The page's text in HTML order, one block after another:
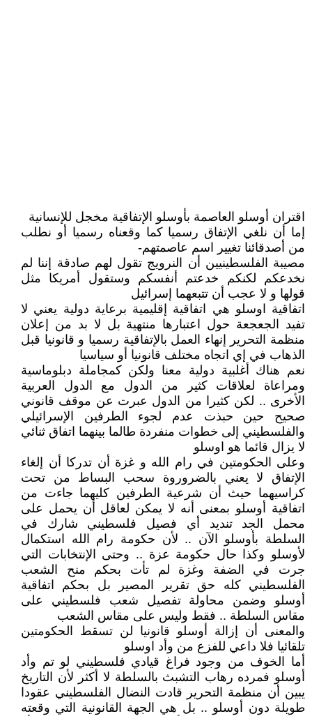
اقتران أوسلو العاصمة بأوسلو الإتفاقية مخجل للإنسانية
إما أن نلغي الإتفاق رسميا كما وقعناه رسميا أو نطلب
من أصدقائنا تغيير اسم عاصمتهم-
مصيبة الفلسطينيين أن النرويج تقول لهم صادقة إننا لم
نخدعكم لكنكم خدعتم أنفسكم وستقول أمريكا مثل
قولها و لا عجب أن تتبعهما إسرائيل
اتفاقية اوسلو هي اتفاقية إقليمية برعاية دولية يعني لا
تفيد الجعجعة حول اعتبارها منتهية بل لا بد من إعلان
منظمة التحرير إنهاء العمل بالإتفاقية رسميا و قانونيا قبل
الذهاب في إي اتجاه مختلف قانونيا أو سياسيا
نعم هناك أغلبية دولية معنا ولكن كمجاملة دبلوماسية
ومراعاة لعلاقات كثير من الدول مع الدول العربية
الأخرى .. لكن كثيرا من الدول عبرت عن موقف قانوني
صحيح حين حبذت عدم لجوء الطرفين الإسرائيلي
والفلسطيني إلى خطوات منفردة طالما بينهما اتفاق ثنائي
لا يزال قائما هو اوسلو
وعلى الحكومتين في رام الله و غزة أن تدركا أن إلغاء
الإتفاق لا يعني بالضروروة سحب البساط من تحت
كراسيهما حيث أن شرعية الطرفين كليهما جاءت من
اتفاقية أوسلو بمعنى أنه لا يمكن لعاقل أن يحمل على
محمل الجد تنديد أي فصيل فلسطيني شارك في
السلطة بأوسلو الآن .. لأن حكومة رام الله استكمال
لأوسلو وكذا حال حكومة عزة .. وحتى الإنتخابات التي
جرت في الضفة وغزة لم تأت بحكم منح الشعب
الفلسطيني كله حق تقرير المصير بل بحكم اتفاقية
أوسلو وضمن محاولة تفصيل شعب فلسطيني على
مقاس السلطة .. فقط وليس على مقاس الشعب
والمعنى أن إزالة أوسلو قانونيا لن تسقط الحكومتين
تلقائيا فلا داعي للفزع من وأد اوسلو
أما الخوف من وجود فراغ قيادي فلسطيني لو تم وأد
أوسلو فمرده رهاب التشبث بالسلطة لا أكثر لأن التاريخ
يبين أن منظمة التحرير قادت النضال الفلسطيني عقودا
طويلة دون أوسلو .. بل هي الجهة القانونية التي وقعته